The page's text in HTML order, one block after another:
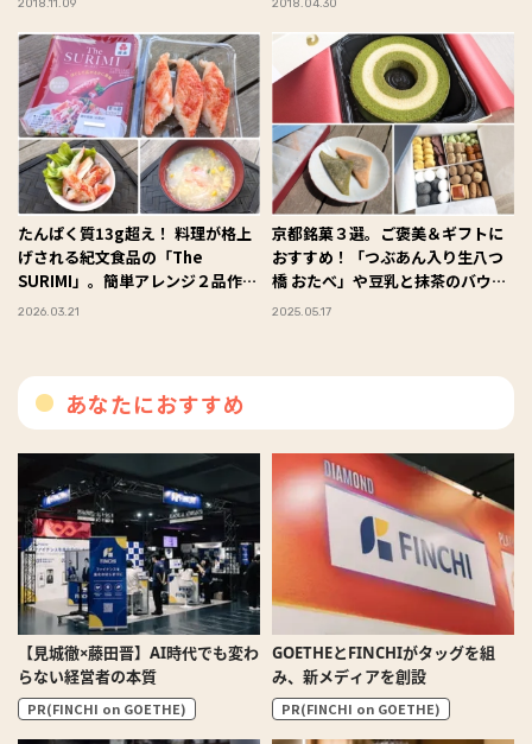
2018.11.09 2018.04.30
たんぱく質13g超え！ 料理が格上
げされる紀文食品の「The
SURIMI」。簡単アレンジ２品作っ
てみた #Omezaトーク
2026.03.21
京都銘菓３選。ご褒美＆ギフトに
おすすめ！「つぶあん入り生八つ
橋 おたべ」や豆乳と抹茶のバウー
クーヘン「京ばあむ」、低糖質素
2025.05.17
あなたにおすすめ
【見城徹×藤田晋】AI時代でも変わ
らない経営者の本質
PR(FINCHI on GOETHE)
GOETHEとFINCHIがタッグを組
み、新メディアを創設
PR(FINCHI on GOETHE)